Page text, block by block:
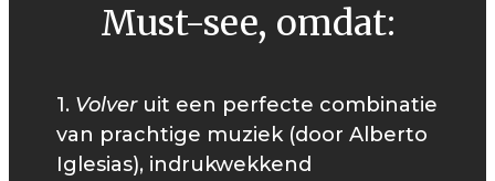
Must-see, omdat:
1. Volveruit een perfecte combinatie
van prachtige muziek (door Alberto
Iglesias), indrukwekkend